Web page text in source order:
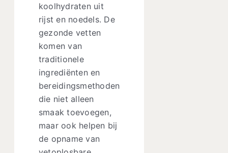
koolhydraten uit
rijst en noedels. De
gezonde vetten
komen van
traditionele
ingrediënten en
bereidingsmethoden
die niet alleen
smaak toevoegen,
maar ook helpen bij
de opname van